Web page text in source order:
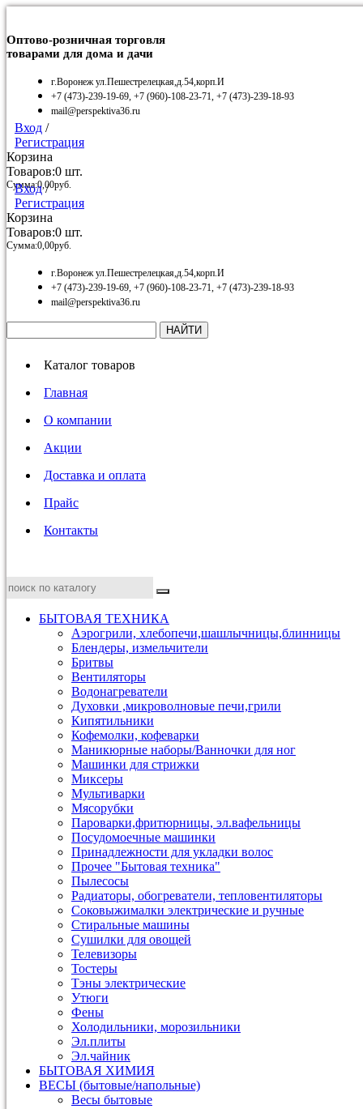
Оптово-розничная торговля
товарами для дома и дачи
г.Воронеж ул.Пешестрелецкая,д.54,корп.И
+7 (473)-239-19-69, +7 (960)-108-23-71, +7 (473)-239-18-93
mail@perspektiva36.ru
Вход /
Регистрация
Корзина
Товаров:0 шт.
Сумма:0,00руб.
Вход/
Регистрация
Корзина
Товаров:0 шт.
Сумма:0,00руб.
г.Воронеж ул.Пешестрелецкая,д.54,корп.И
+7 (473)-239-19-69, +7 (960)-108-23-71, +7 (473)-239-18-93
mail@perspektiva36.ru
Каталог товаров
Главная
О компании
Акции
Доставка и оплата
Прайс
Контакты
БЫТОВАЯ ТЕХНИКА
Аэрогрили, хлебопечи,шашлычницы,блинницы
Блендеры, измельчители
Бритвы
Вентиляторы
Водонагреватели
Духовки ,микроволновые печи,грили
Кипятильники
Кофемолки, кофеварки
Маникюрные наборы/Ванночки для ног
Машинки для стрижки
Миксеры
Мультиварки
Мясорубки
Пароварки,фритюрницы, эл.вафельницы
Посудомоечные машинки
Принадлежности для укладки волос
Прочее "Бытовая техника"
Пылесосы
Радиаторы, обогреватели, тепловентиляторы
Соковыжималки электрические и ручные
Стиральные машины
Сушилки для овощей
Телевизоры
Тостеры
Тэны электрические
Утюги
Фены
Холодильники, морозильники
Эл.плиты
Эл.чайник
БЫТОВАЯ ХИМИЯ
ВЕСЫ (бытовые/напольные)
Весы бытовые